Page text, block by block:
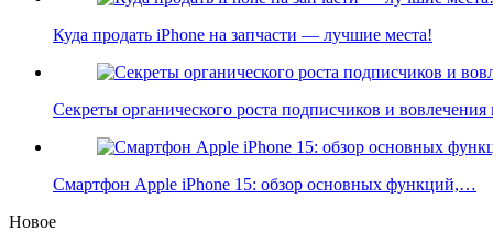
Куда продать iPhone на запчасти — лучшие места!
Секреты органического роста подписчиков и
Смартфон Apple iPhone 15: обзор основных функций,…
Новое